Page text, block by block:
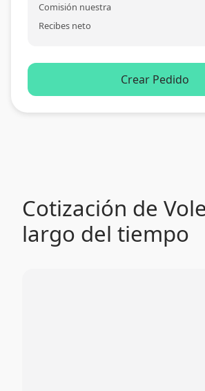
Comisión nuestra
Recibes neto
Crear Pedido
Cotización de
largo del tiempo